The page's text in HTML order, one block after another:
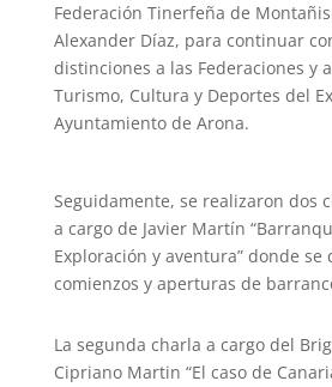
Federación Tinerfeña de
Alexander Díaz, para continuar
distinciones a las Federaciones y
Turismo, Cultura y Deportes del
Ayuntamiento de Arona.
Seguidamente, se realizaron dos
a cargo de Javier Martín
Exploración y aventura” donde se
comienzos y aperturas de
La segunda charla a cargo del
Cipriano Martin “El caso de